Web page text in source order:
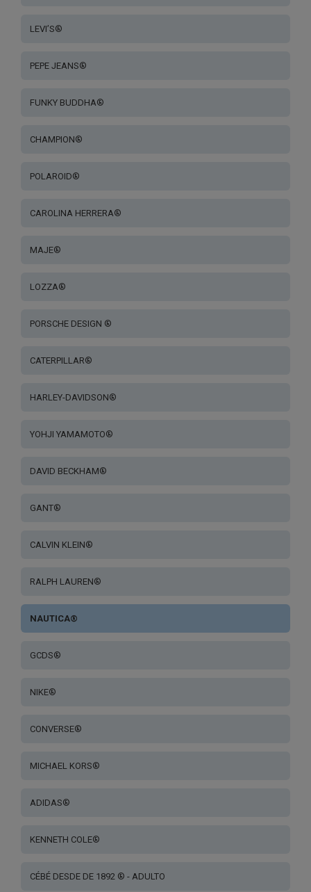
LEVI’S®
PEPE JEANS®
FUNKY BUDDHA®
CHAMPION®
POLAROID®
CAROLINA HERRERA®
MAJE®
LOZZA®
PORSCHE DESIGN ®
CATERPILLAR®
HARLEY-DAVIDSON®
YOHJI YAMAMOTO®
DAVID BECKHAM®
GANT®
CALVIN KLEIN®
RALPH LAUREN®
NAUTICA®
GCDS®
NIKE®
CONVERSE®
MICHAEL KORS®
ADIDAS®
KENNETH COLE®
CÉBÉ DESDE DE 1892 ® - ADULTO